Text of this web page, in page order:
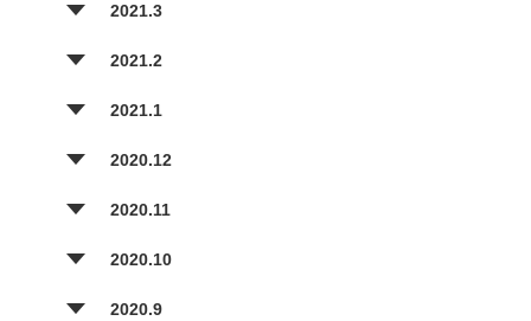
2021.3
2021.2
2021.1
2020.12
2020.11
2020.10
2020.9